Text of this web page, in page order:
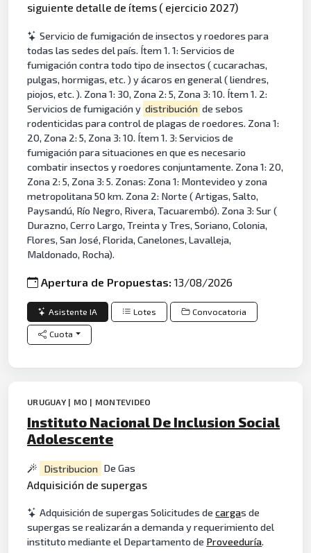
siguiente detalle de ítems ( ejercicio 2027)
Servicio de fumigación de insectos y roedores para
todas las sedes del país. Ítem 1. 1: Servicios de
fumigación contra todo tipo de insectos ( cucarachas,
pulgas, hormigas, etc. ) y ácaros en general ( liendres,
piojos, etc. ). Zona 1: 30, Zona 2: 5, Zona 3: 10. Ítem 1. 2:
Servicios de fumigación y distribución de sebos
rodenticidas para control de plagas de roedores. Zona 1:
20, Zona 2: 5, Zona 3: 10. Ítem 1. 3: Servicios de
fumigación para situaciones en que es necesario
combatir insectos y roedores conjuntamente. Zona 1: 20,
Zona 2: 5, Zona 3: 5. Zonas: Zona 1: Montevideo y zona
metropolitana 50 km. Zona 2: Norte ( Artigas, Salto,
Paysandú, Río Negro, Rivera, Tacuarembó). Zona 3: Sur (
Durazno, Cerro Largo, Treinta y Tres, Soriano, Colonia,
Flores, San José, Florida, Canelones, Lavalleja,
Maldonado, Rocha).
Apertura de Propuestas:13/08/2026
Asistente IA Lotes Convocatoria
Cuota
URUGUAY | MO | MONTEVIDEO
Instituto Nacional De Inclusion Social
Adolescente
Distribucion De Gas
Adquisición de supergas
Adquisición de supergas Solicitudes decargas de
supergas se realizarán a demanda y requerimiento del
instituto mediante el Departamento de Proveeduría.